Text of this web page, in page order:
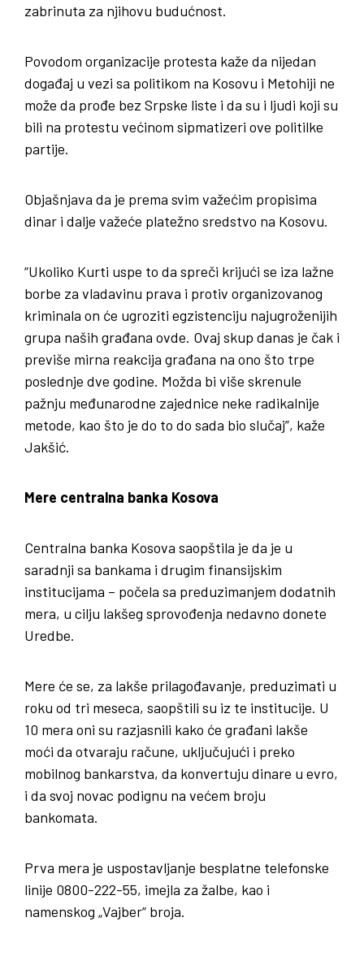
zabrinuta za njihovu budućnost.
Povodom organizacije protesta kaže da nijedan
događaj u vezi sa politikom na Kosovu i Metohiji ne
može da prođe bez Srpske liste i da su i ljudi koji su
bili na protestu većinom sipmatizeri ove politilke
partije.
Objašnjava da je prema svim važećim propisima
dinar i dalje važeće platežno sredstvo na Kosovu.
“Ukoliko Kurti uspe to da spreči krijući se iza lažne
borbe za vladavinu prava i protiv organizovanog
kriminala on će ugroziti egzistenciju najugroženijih
grupa naših građana ovde. Ovaj skup danas je čak i
previše mirna reakcija građana na ono što trpe
poslednje dve godine. Možda bi više skrenule
pažnju međunarodne zajednice neke radikalnije
metode, kao što je do to do sada bio slučaj”, kaže
Jakšić.
Mere centralna banka Kosova
Centralna banka Kosova saopštila je da je u
saradnji sa bankama i drugim finansijskim
institucijama – počela sa preduzimanjem dodatnih
mera, u cilju lakšeg sprovođenja nedavno donete
Uredbe.
Mere će se, za lakše prilagođavanje, preduzimati u
roku od tri meseca, saopštili su iz te institucije. U
10 mera oni su razjasnili kako će građani lakše
moći da otvaraju račune, uključujući i preko
mobilnog bankarstva, da konvertuju dinare u evro,
i da svoj novac podignu na većem broju
bankomata.
Prva mera je uspostavljanje besplatne telefonske
linije 0800-222-55, imejla za žalbe, kao i
namenskog „Vajber“ broja.